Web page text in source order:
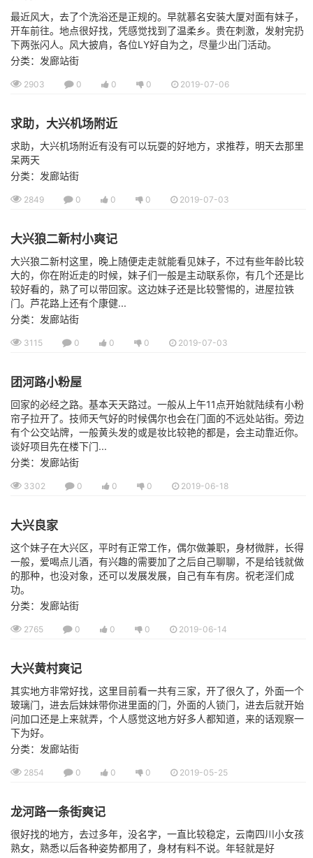
最近风大，去了个洗浴还是正规的。早就慕名安装大厦对面有妹子，
开车前往。地点很好找，凭感觉找到了温柔乡。贵在刺激，发射完扔
下两张闪人。风大披肩，各位LY好自为之，尽量少出门活动。
分类：发廊站街
2903 0 0 0 2019-07-06
求助，大兴机场附近
求助，大兴机场附近有没有可以玩耍的好地方，求推荐，明天去那里
呆两天
分类：发廊站街
2849 0 0 0 2019-07-03
大兴狼二新村小爽记
大兴狼二新村这里，晚上随便走走就能看见妹子，不过有些年龄比较
大的，你在附近走的时候，妹子们一般是主动联系你，有几个还是比
较好看的，熟了可以带回家。这边妹子还是比较警惕的，进屋拉铁
门。芦花路上还有个康健...
分类：发廊站街
3115 0 0 0 2019-07-03
团河路小粉屋
回家的必经之路。基本天天路过。一般从上午11点开始就陆续有小粉
帘子拉开了。技师天气好的时候偶尔也会在门面的不远处站街。旁边
有个公交站牌，一般黄头发的或是妆比较艳的都是，会主动靠近你。
谈好项目先在楼下门...
分类：发廊站街
3302 0 0 0 2019-06-18
大兴良家
这个妹子在大兴区，平时有正常工作，偶尔做兼职，身材微胖，长得
一般，爱喝点儿酒，有兴趣的需要加了之后自己聊聊，不是给钱就做
的那种，也没对象，还可以发展发展，自己有车有房。祝老淫们成
功。
分类：发廊站街
2765 0 0 0 2019-06-14
大兴黄村爽记
其实地方非常好找，这里目前看一共有三家，开了很久了，外面一个
玻璃门，进去后妹妹带你进里面的门，外面的人锁门，进去后就开始
问加口还是上来就弄，个人感觉这地方好多人都知道，来的话观察一
下为好。
分类：发廊站街
2854 0 0 0 2019-05-25
龙河路一条街爽记
很好找的地方，去过多年，没名字，一直比较稳定，云南四川小女孩
熟女，熟悉以后各种姿势都用了，身材有料不说。年轻就是好